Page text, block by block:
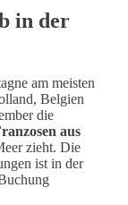
in der
am meisten
Belgien
die
aus
zieht. Die
ist in der